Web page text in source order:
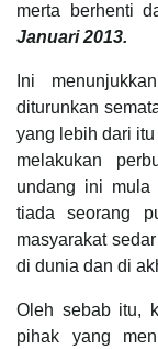
merta berhenti
Januari 2013.
Ini
diturunkan
yang lebih dari
melakukan
undang ini mula
tiada seorang
masyarakat
di dunia dan di
Oleh sebab itu,
pihak yang